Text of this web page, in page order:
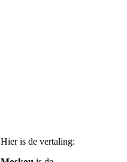
Hier is de vertaling: